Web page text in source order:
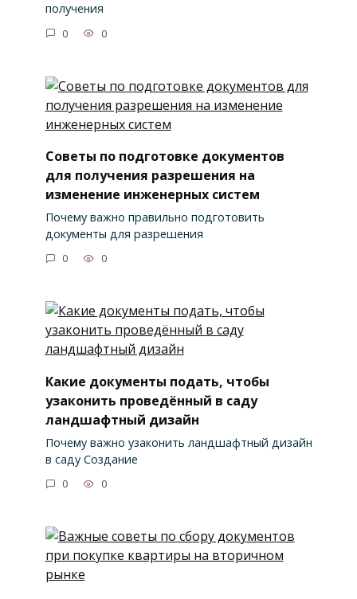
получения
0 0
Советы по подготовке документов
для получения разрешения на
изменение инженерных систем
Почему важно правильно подготовить
документы для разрешения
0 0
Какие документы подать, чтобы
узаконить проведённый в саду
ландшафтный дизайн
Почему важно узаконить ландшафтный дизайн
в саду Создание
0 0